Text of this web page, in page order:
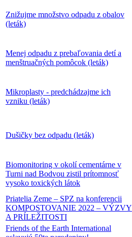
Znižujme množstvo odpadu z obalov
(leták)
Menej odpadu z prebaľovania detí a
menštruačných pomôcok (leták)
Mikroplasty - predchádzajme ich
vzniku (leták)
Dušičky bez odpadu (leták)
Biomonitoring v okolí cementárne v
Turni nad Bodvou zistil prítomnosť
vysoko toxických látok
Priatelia Zeme – SPZ na konferencii
KOMPOSTOVANIE 2022 – VÝZVY
A PRÍLEŽITOSTI
Friends of the Earth International